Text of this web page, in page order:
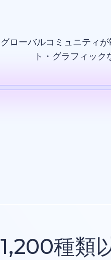
グローバルコミュニティ
ト・グラフィッ
1,200種類